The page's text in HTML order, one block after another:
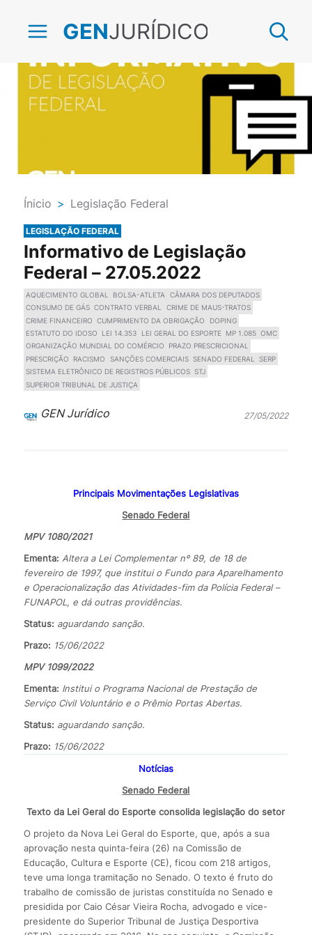
GENJURÍDICO
Ínicio > Legislação Federal
LEGISLAÇÃO FEDERAL
Informativo de Legislação
Federal – 27.05.2022
AQUECIMENTO GLOBAL BOLSA-ATLETA
CÂMARA DOS DEPUTADOS
CONSUMO DE GÁS CONTRATO VERBAL
CRIME DE MAUS-TRATOS
CRIME FINANCEIRO CUMPRIMENTO DA OBRIGAÇÃO
DOPING
ESTATUTO DO IDOSO
LEI 14.353 LEI GERAL DO ESPORTE MP 1.085 OMC
ORGANIZAÇÃO MUNDIAL DO COMÉRCIO
PRAZO PRESCRICIONAL
PRESCRIÇÃO
RACISMO SANÇÕES COMERCIAIS SENADO FEDERAL
SERP
SISTEMA ELETRÔNICO DE REGISTROS PÚBLICOS STJ
SUPERIOR TRIBUNAL DE JUSTIÇA
GEN Jurídico 27/05/2022
Principais Movimentações Legislativas
Senado Federal
MPV 1080/2021
Ementa: Altera a Lei Complementar nº 89, de 18 de
fevereiro de 1997, que institui o Fundo para Aparelhamento
e Operacionalização das Atividades-fim da Polícia Federal –
FUNAPOL, e dá outras providências.
Status: aguardando sanção.
Prazo: 15/06/2022
MPV 1099/2022
Ementa: Institui o Programa Nacional de Prestação de
Serviço Civil Voluntário e o Prêmio Portas Abertas.
Status: aguardando sanção.
Prazo: 15/06/2022
Notícias
Senado Federal
Texto da Lei Geral do Esporte consolida legislação do setor
O projeto da Nova Lei Geral do Esporte, que, após a sua
aprovação nesta quinta-feira (26) na Comissão de
Educação, Cultura e Esporte (CE), ficou com 218 artigos,
teve uma longa tramitação no Senado. O texto é fruto do
trabalho de comissão de juristas constituída no Senado e
presidida por Caio César Vieira Rocha, advogado e vice-
presidente do Superior Tribunal de Justiça Desportiva